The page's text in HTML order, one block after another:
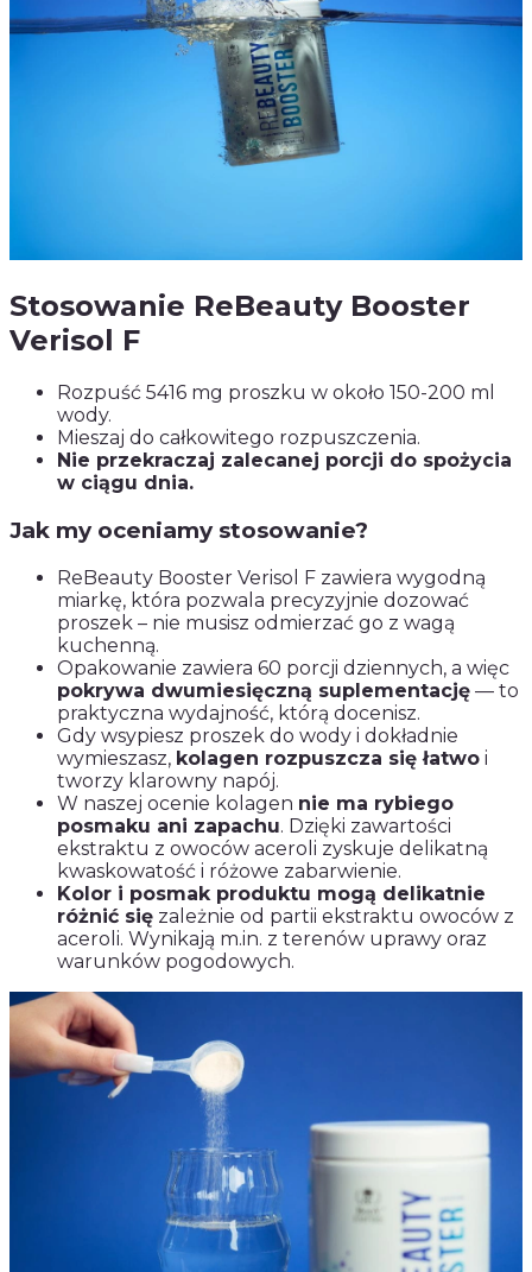
Stosowanie ReBeauty Booster
Verisol F
Rozpuść 5416 mg proszku w około 150-200 ml
wody.
Mieszaj do całkowitego rozpuszczenia.
Nie przekraczaj zalecanej porcji do spożycia
w ciągu dnia.
Jak my oceniamy stosowanie?
ReBeauty Booster Verisol F zawiera wygodną
miarkę, która pozwala precyzyjnie dozować
proszek – nie musisz odmierzać go z wagą
kuchenną.
Opakowanie zawiera 60 porcji dziennych, a więc
pokrywa dwumiesięczną suplementację — to
praktyczna wydajność, którą docenisz.
Gdy wsypiesz proszek do wody i dokładnie
wymieszasz, kolagen rozpuszcza się łatwo i
tworzy klarowny napój.
W naszej ocenie kolagen nie ma rybiego
posmaku ani zapachu. Dzięki zawartości
ekstraktu z owoców aceroli zyskuje delikatną
kwaskowatość i różowe zabarwienie.
Kolor i posmak produktu mogą delikatnie
różnić się zależnie od partii ekstraktu owoców z
aceroli. Wynikają m.in. z terenów uprawy oraz
warunków pogodowych.